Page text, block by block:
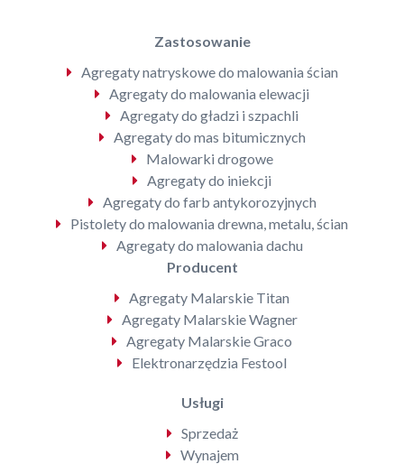
Zastosowanie
Agregaty natryskowe do malowania ścian
Agregaty do malowania elewacji
Agregaty do gładzi i szpachli
Agregaty do mas bitumicznych
Malowarki drogowe
Agregaty do iniekcji
Agregaty do farb antykorozyjnych
Pistolety do malowania drewna, metalu, ścian
Agregaty do malowania dachu
Producent
Agregaty Malarskie Titan
Agregaty Malarskie Wagner
Agregaty Malarskie Graco
Elektronarzędzia Festool
Usługi
Sprzedaż
Wynajem